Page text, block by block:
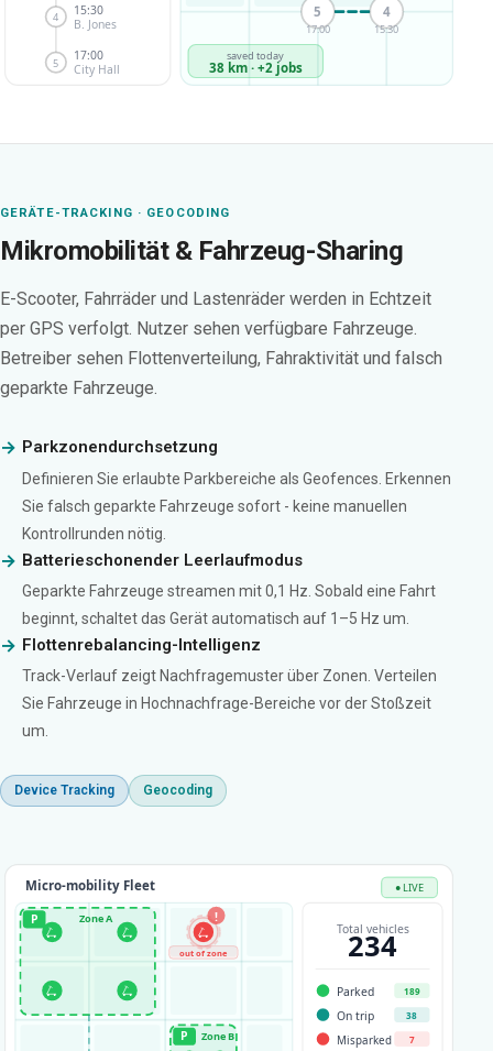
4 15:30
B. Jones
5
17:00
City Hall
4
15:30
5
17:00
saved today
38 km · +2 jobs
GERÄTE-TRACKING · GEOCODING
Mikromobilität & Fahrzeug-Sharing
E-Scooter, Fahrräder und Lastenräder werden in Echtzeit
per GPS verfolgt. Nutzer sehen verfügbare Fahrzeuge.
Betreiber sehen Flottenverteilung, Fahraktivität und falsch
geparkte Fahrzeuge.
Parkzonendurchsetzung
Definieren Sie erlaubte Parkbereiche als Geofences. Erkennen
Sie falsch geparkte Fahrzeuge sofort - keine manuellen
Kontrollrunden nötig.
Batterieschonender Leerlaufmodus
Geparkte Fahrzeuge streamen mit 0,1 Hz. Sobald eine Fahrt
beginnt, schaltet das Gerät automatisch auf 1–5 Hz um.
Flottenrebalancing-Intelligenz
Track-Verlauf zeigt Nachfragemuster über Zonen. Verteilen
Sie Fahrzeuge in Hochnachfrage-Bereiche vor der Stoßzeit
um.
Device Tracking Geocoding
Micro-mobility Fleet ● LIVE
P Zone A
🛴 🛴
🛴 🛴
🛴
!
out of zone
P Zone B
Total vehicles
234
Parked 189
On trip 38
Misparked 7